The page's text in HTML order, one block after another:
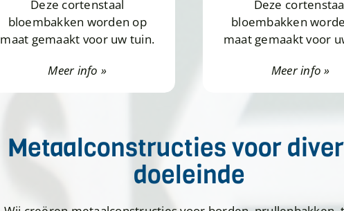
Deze cortenstaal
bloembakken worden op
maat gemaakt voor uw tuin.
Meer info »
Deze
bloembakken
maat gemaakt voor
Meer info »
Metaalconstructies voor
doeleinde